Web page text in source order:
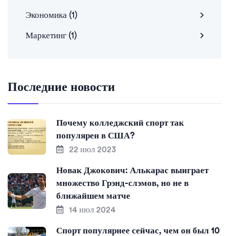
Экономика (1)
Маркетинг (1)
Последние новости
Почему колледжский спорт так
популярен в США?
22 июл 2023
Новак Джокович: Алькарас выиграет
множество Грэнд-слэмов, но не в
ближайшем матче
14 июл 2024
Спорт популярнее сейчас, чем он был 10